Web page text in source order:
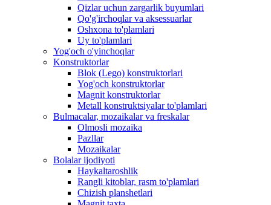
Qizlar uchun zargarlik buyumlari
Qo'g'irchoqlar va aksessuarlar
Oshxona to'plamlari
Uy to'plamlari
Yog'och o'yinchoqlar
Konstruktorlar
Blok (Lego) konstruktorlari
Yog'och konstruktorlar
Magnit konstruktorlar
Metall konstruktsiyalar to'plamlari
Bulmacalar, mozaikalar va freskalar
Olmosli mozaika
Pazllar
Mozaikalar
Bolalar ijodiyoti
Haykaltaroshlik
Rangli kitoblar, rasm to'plamlari
Chizish planshetlari